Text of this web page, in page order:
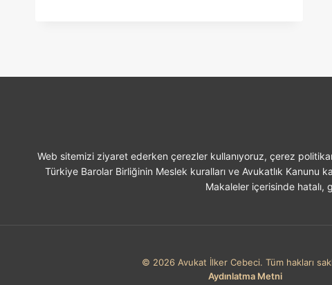
Web sitemizi ziyaret ederken çerezler kullanıyoruz, çerez
Türkiye Barolar Birliğinin Meslek kuralları ve Avukatlık Kanunu
Makaleler içerisinde
© 2026 Avukat İlker Cebeci. Tüm hakları
Aydınlatma Metni